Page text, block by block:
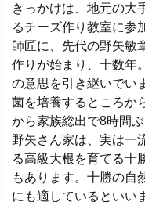
きっかけは、地元の大
るチーズ作り教室に参
師匠に、先代の野矢敏
作りが始まり、十数年
の意思を引き継いでい
菌を培養するところか
から家族総出で8時間
野矢さん家は、実は一
る高級大根を育てる十
もあります。十勝の自
にも適しているといい